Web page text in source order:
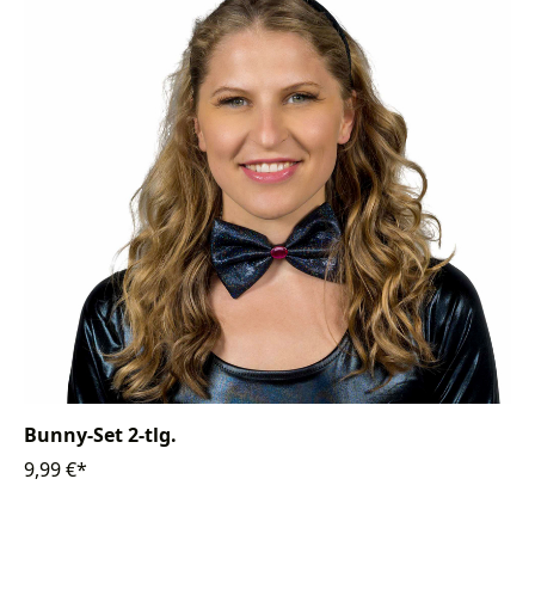
Bunny-Set 2-tlg.
9,99 €*